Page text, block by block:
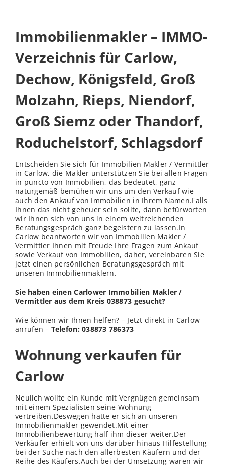
Immobilienmakler – IMMO-
Verzeichnis für Carlow,
Dechow, Königsfeld, Groß
Molzahn, Rieps, Niendorf,
Groß Siemz oder Thandorf,
Roduchelstorf, Schlagsdorf
Entscheiden Sie sich für Immobilien Makler / Vermittler
in Carlow, die Makler unterstützen Sie bei allen Fragen
in puncto von Immobilien, das bedeutet, ganz
naturgemäß bemühen wir uns um den Verkauf wie
auch den Ankauf von Immobilien in Ihrem Namen.Falls
Ihnen das nicht geheuer sein sollte, dann befürworten
wir Ihnen sich von uns in einem weitreichenden
Beratungsgespräch ganz begeistern zu lassen.In
Carlow beantworten wir von Immobilien Makler /
Vermittler Ihnen mit Freude Ihre Fragen zum Ankauf
sowie Verkauf von Immobilien, daher, vereinbaren Sie
jetzt einen persönlichen Beratungsgespräch mit
unseren Immobilienmaklern.
Sie haben einen Carlower Immobilien Makler /
Vermittler aus dem Kreis 038873 gesucht?
Wie können wir Ihnen helfen? – Jetzt direkt in Carlow
anrufen – Telefon: 038873 786373
Wohnung verkaufen für
Carlow
Neulich wollte ein Kunde mit Vergnügen gemeinsam
mit einem Spezialisten seine Wohnung
vertreiben.Deswegen hatte er sich an unseren
Immobilienmakler gewendet.Mit einer
Immobilienbewertung half ihm dieser weiter.Der
Verkäufer erhielt von uns darüber hinaus Hilfestellung
bei der Suche nach den allerbesten Käufern und der
Reihe des Käufers.Auch bei der Umsetzung waren wir